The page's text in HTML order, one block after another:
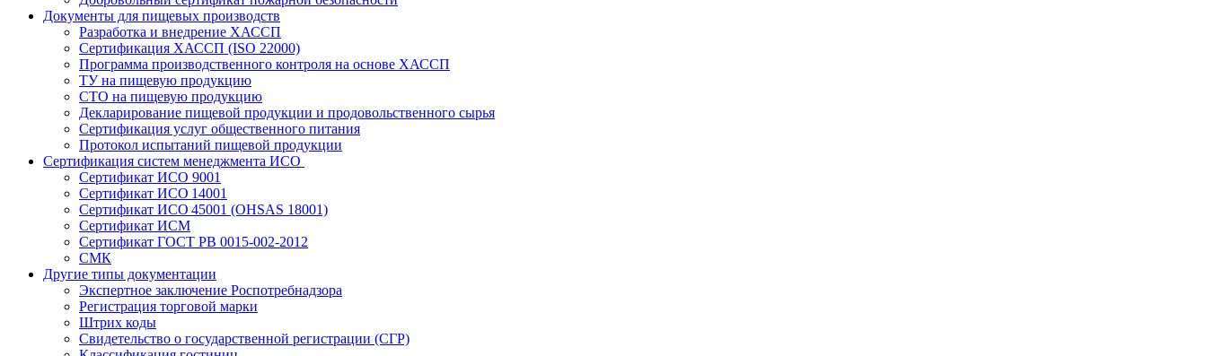
Документы для пищевых производств
Разработка и внедрение ХАССП
Сертификация ХАССП (ISO 22000)
Программа производственного контроля на основе ХАССП
ТУ на пищевую продукцию
СТО на пищевую продукцию
Декларирование пищевой продукции и продовольственного сырья
Сертификация услуг общественного питания
Протокол испытаний пищевой продукции
Сертификация систем менеджмента ИСО
Сертификат ИСО 9001
Сертификат ИСО 14001
Сертификат ИСО 45001 (OHSAS 18001)
Сертификат ИСМ
Сертификат ГОСТ РВ 0015-002-2012
СМК
Другие типы документации
Экспертное заключение Роспотребнадзора
Регистрация торговой марки
Штрих коды
Свидетельство о государственной регистрации (СГР)